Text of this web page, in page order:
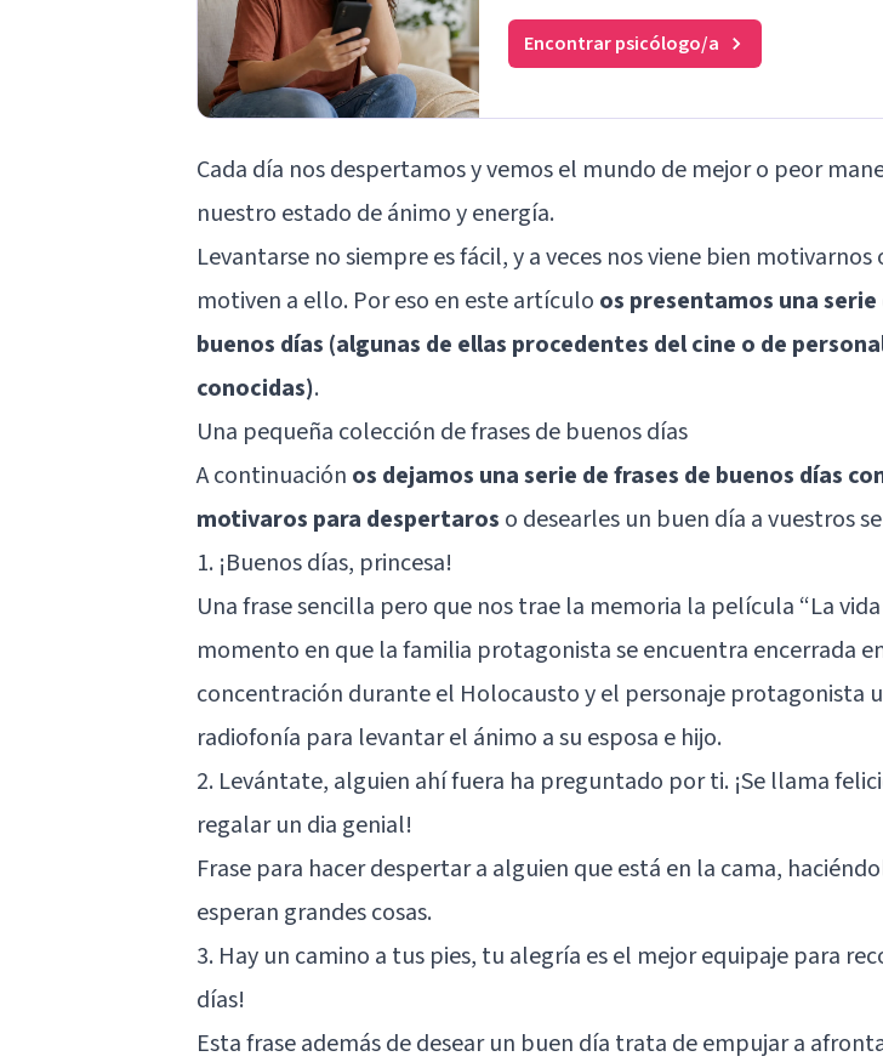
Encontrar psicólogo/a
Cada día nos despertamos y vemos el mundo de mejor o peor
nuestro estado de ánimo y energía.
Levantarse no siempre es fácil, y a veces nos viene bien motivarnos
motiven a ello. Por eso en este artículo os presentamos una serie
buenos días (algunas de ellas procedentes del cine o de
conocidas).
Una pequeña colección de frases de buenos días
A continuación os dejamos una serie de frases de buenos días
motivaros para despertaros o desearles un buen día a vuestros
1. ¡Buenos días, princesa!
Una frase sencilla pero que nos trae la memoria la película “La
momento en que la familia protagonista se encuentra encerrada
concentración durante el Holocausto y el personaje protagonista
radiofonía para levantar el ánimo a su esposa e hijo.
2. Levántate, alguien ahí fuera ha preguntado por ti. ¡Se llama
regalar un dia genial!
Frase para hacer despertar a alguien que está en la cama,
esperan grandes cosas.
3. Hay un camino a tus pies, tu alegría es el mejor equipaje para
días!
Esta frase además de desear un buen día trata de empujar a